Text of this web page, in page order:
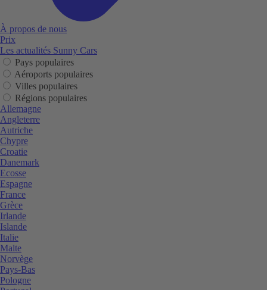
À propos de nous
Prix
Les actualités Sunny Cars
Pays populaires
Aéroports populaires
Villes populaires
Régions populaires
Allemagne
Angleterre
Autriche
Chypre
Croatie
Danemark
Ecosse
Espagne
France
Grèce
Irlande
Islande
Italie
Malte
Norvège
Pays-Bas
Pologne